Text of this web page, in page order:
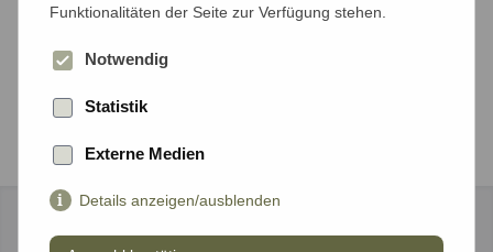
Funktionalitäten der Seite zur Verfügung stehen.
Notwendig
Statistik
Externe Medien
Details anzeigen/ausblenden